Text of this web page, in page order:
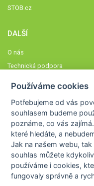
STOB.cz
DALŠÍ
O nás
Technická podpora
Členové STOBklubu
Zásady nakládání s osobními
Otestujte se
Spočítejte si
Výzva 52
Používáme cookies
Potřebujeme od vás
souhlasem budeme
poznáme,co vás zajímá
které hledáte, a
Jak na našem webu,
souhlas můžete
používáme i cookies,
fungovaly správně a